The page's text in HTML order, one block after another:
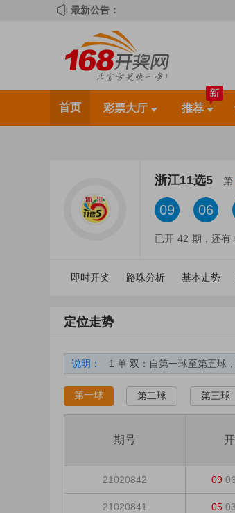
最新公告：
首页 彩票大厅 推荐
浙江11选5 第
09 06
已开 42 期，还有
即时开奖 路珠分析 基本走势
定位走势
说明：
1 单 双：自第一球至第五球
3 遗漏期数：自上期开出到本期
5 出现次数：统计周期内，某个
6 平均遗漏：统计期数内遗漏的平
7 最大遗漏：是指统计周期内所
第一球 第二球 第三球
期号
21020842 09 06
21020841 05 03